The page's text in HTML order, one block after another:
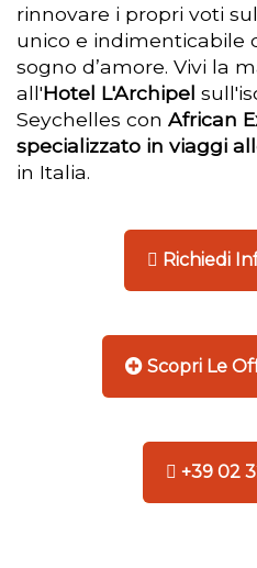
rinnovare i propri voti
unico e indimenticabile
sogno d’amore. Vivi la
all'Hotel L'Archipel
Seychelles con African
specializzato in viaggi
in Italia.
Richiedi
Scopri Le
+39 02